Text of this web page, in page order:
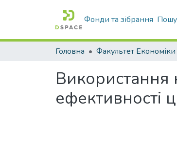
Фонди та зібрання
Головна
Використання
ефективності